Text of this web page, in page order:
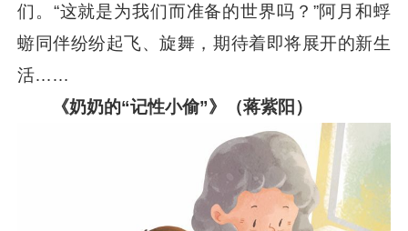
们。“这就是为我们而准备的世界吗？”阿月和蜉
蝣同伴纷纷起飞、旋舞，期待着即将展开的新生
活……
《奶奶的“记性小偷”》（蒋紫阳）